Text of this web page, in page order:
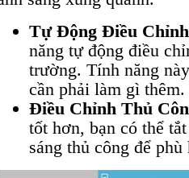
Tự Động Điều
năng tự động điều
trường. Tính năng
cần phải làm gì thêm.
Điều Chỉnh Thủ
tốt hơn, bạn có thể
sáng thủ công để